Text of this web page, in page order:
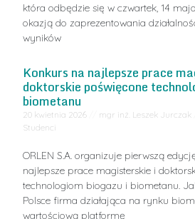
która odbędzie się w czwartek, 14
okazją do zaprezentowania
wyników
Konkurs na najlepsze prace
doktorskie poświęcone
biometanu
20 kwietnia 2026 mgr inż. Leszek Jurczak
Studenci
ORLEN S.A. organizuje pierwszą
najlepsze prace magisterskie i
technologiom biogazu i biometanu.
Polsce firma działająca na rynku
wartościową platformę